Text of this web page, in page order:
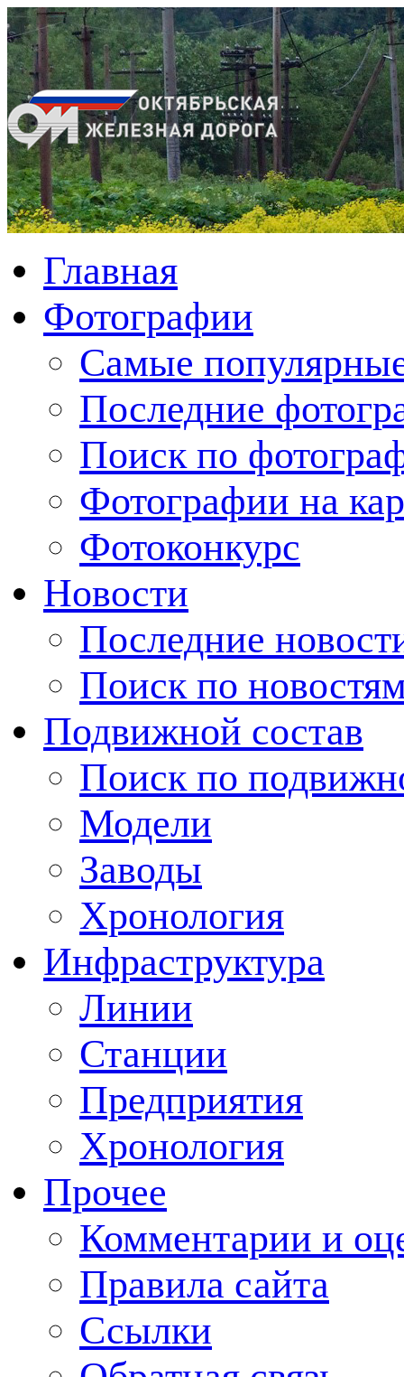
Главная
Фотографии
Cамые
Последние
Поиск по
Фотографии на
Фотоконкурс
Новости
Последние
Поиск по
Подвижной состав
Поиск по
Модели
Заводы
Хронология
Инфраструктура
Линии
Станции
Предприятия
Хронология
Прочее
Комментарии и
Правила сайта
Ссылки